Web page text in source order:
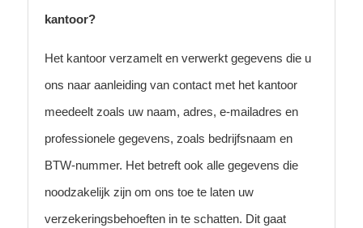
kantoor?
Het kantoor verzamelt en verwerkt gegevens die u
ons naar aanleiding van contact met het kantoor
meedeelt zoals uw naam, adres, e-mailadres en
professionele gegevens, zoals bedrijfsnaam en
BTW-nummer. Het betreft ook alle gegevens die
noodzakelijk zijn om ons toe te laten uw
verzekeringsbehoeften in te schatten. Dit gaat